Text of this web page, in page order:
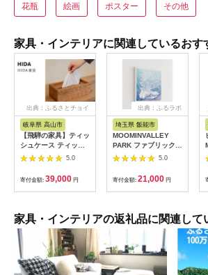
花瓶 絵画 ポスター その他
家具・インテリアに関連しているおす
出典：ふるさとチョイ
ス
岐阜県 高山市
【飛騨の家具】ティッ
シュケース ティッシ
ュ（杉）AC971| 木製
木 木目 天然木 ウッド
杉 スギ シンプル ティ
ッシュ ボックス リビ
ング ダイニング 飛騨
5.0
寄付金額: 39,000 円
出典：ふるラボ
埼玉県 飯能市
MOOMINVALLEY
PARK ファブリックパ
ネルSサイズ（夜の
森）[52211013]
5.0
寄付金額: 21,000 円
家具・インテリアの返礼品に関連して